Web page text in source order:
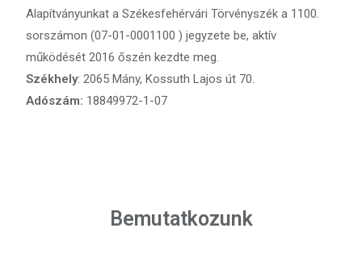
Alapítványunkat a Székesfehérvári Törvényszék a 1100.
sorszámon (07-01-0001100 ) jegyzete be, aktív
működését 2016 őszén kezdte meg.
Székhely: 2065 Mány, Kossuth Lajos út 70.
Adószám: 18849972-1-07
Bemutatkozunk